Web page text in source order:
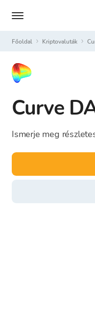
Főoldal Kriptovaluták
Curve
Ismerje meg